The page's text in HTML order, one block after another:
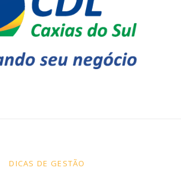
DICAS DE GESTÃO